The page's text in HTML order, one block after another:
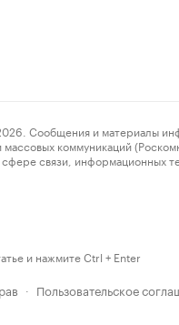
и материалы
коммуникаций
связи,
и нажмите Ctrl + Enter
· Пользовательское